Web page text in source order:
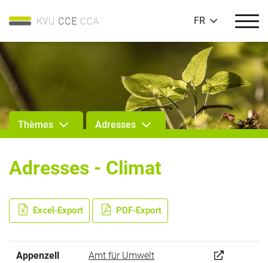
FR
Thèmes Adresses
Adresses - Climat
Excel-Export PDF-Export
Appenzell
Amt für Umwelt